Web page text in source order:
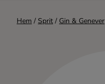
& drinkar
Hem / Sprit / Gin & Genever